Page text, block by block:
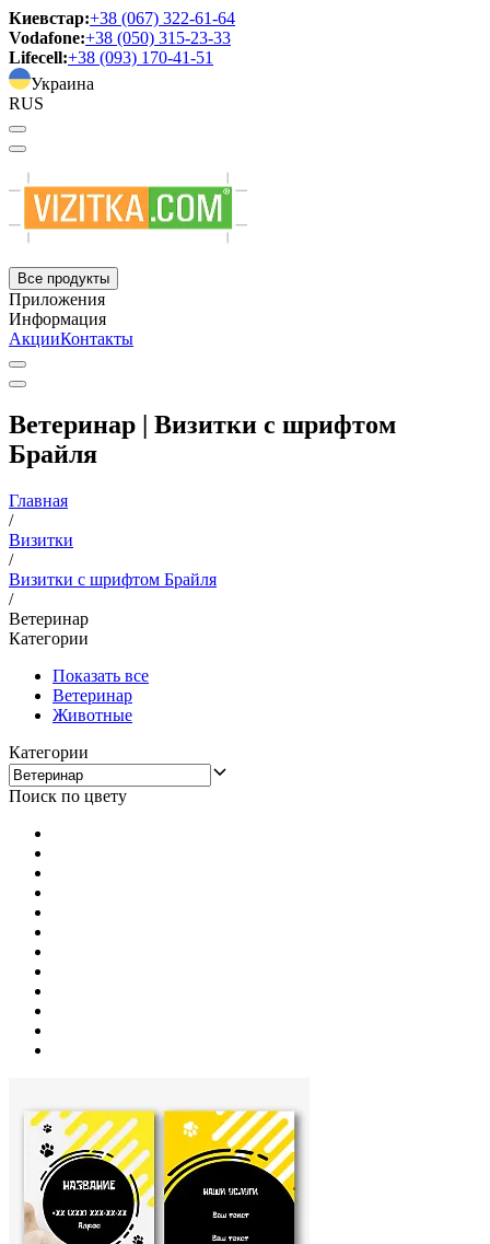
Киевстар:+38 (067) 322-61-64
Vodafone:+38 (050) 315-23-33
Lifecell:+38 (093) 170-41-51
Украина
RUS
Все продукты
Приложения
Информация
АкцииКонтакты
Ветеринар | Визитки с шрифтом
Брайля
Главная
/
Визитки
/
Визитки с шрифтом Брайля
/
Ветеринар
Категории
Показать все
Ветеринар
Животные
Категории
Поиск по цвету